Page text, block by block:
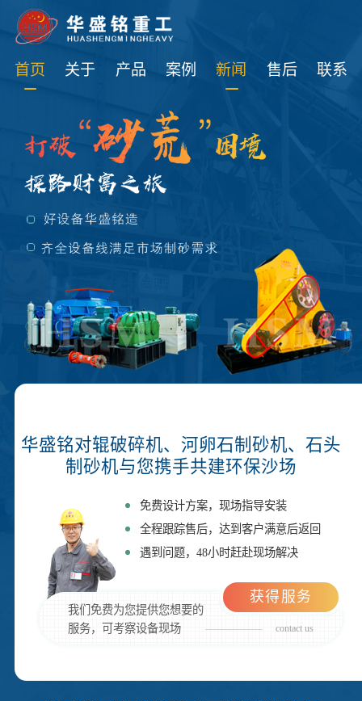
首页 关于 产品 案例 新闻 售后 联系
华盛铭对辊破碎机、河卵石制砂机、石头
制砂机与您携手共建环保沙场
免费设计方案，现场指导安装
全程跟踪售后，达到客户满意后返回
遇到问题，48小时赶赴现场解决
我们免费为您提供您想要的
服务，可考察设备现场
contact us
获得服务